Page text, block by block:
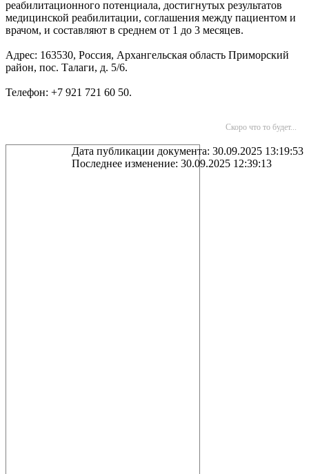
реабилитационного потенциала, достигнутых результатов
медицинской реабилитации, соглашения между пациентом и
врачом, и составляют в среднем от 1 до 3 месяцев.
Адрес: 163530, Россия, Архангельская область Приморский
район, пос. Талаги, д. 5/6.
Телефон: +7 921 721 60 50.
Скоро что то будет...
Дата публикации документа: 30.09.2025 13:19:53
Последнее изменение: 30.09.2025 12:39:13